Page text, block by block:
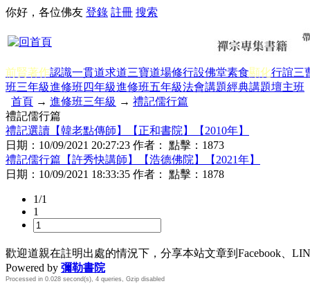
你好，各位佛友 登錄 註冊 搜索
前賢著作認識一貫道求道三寶道場修行設佛堂素食顯化行誼三
班三年級進修班四年級進修班五年級法會講題經典講題壇主班
首頁 → 進修班三年級 → 禮記儒行篇
禮記儒行篇
禮記選讀【韓老點傳師】【正和書院】【2010年】
日期： 10/09/2021 20:27:23 作者： 點擊： 1873
禮記儒行篇【許秀快講師】【浩德佛院】【2021年】
日期： 10/09/2021 18:33:35 作者： 點擊： 1878
1/1
1
歡迎道親在註明出處的情況下，分享本站文章到Facebook、
Powered by 彌勒書院
Processed in 0.028 second(s), 4 queries, Gzip disabled